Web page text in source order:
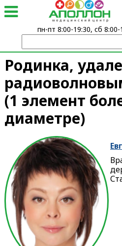
Родинка,
(1 элемент
диаметре)
пн-пт 8:00-19:30, сб